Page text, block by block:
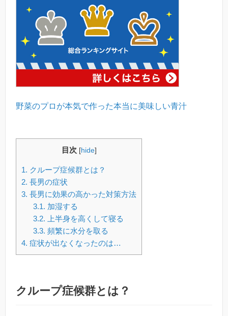
野菜のプロが本気で作った本当に美味しい青汁
目次 [hide]
1. クループ症候群とは？
2. 長男の症状
3. 長男に効果の高かった対策方法
3.1. 加湿する
3.2. 上半身を高くして寝る
3.3. 頻繁に水分を取る
4. 症状が出なくなったのは…
クループ症候群とは？